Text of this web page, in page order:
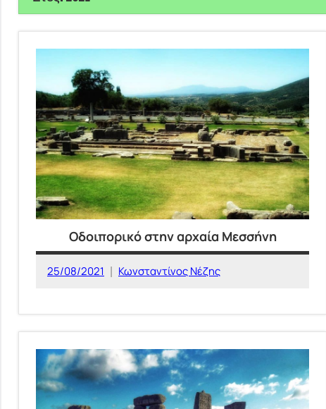
Οδοιπορικό στην αρχαία Μεσσήνη
25/08/2021 Κωνσταντίνος Νέζης
ΚΑΙ
ΙΣΤΟΡΙΑ